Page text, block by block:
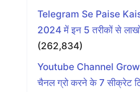
Telegram Se Paise
2024 में इन 5 तरीकों से
(262,834)
Youtube Channel
चैनल ग्रो करने के 7 सीक्रेट